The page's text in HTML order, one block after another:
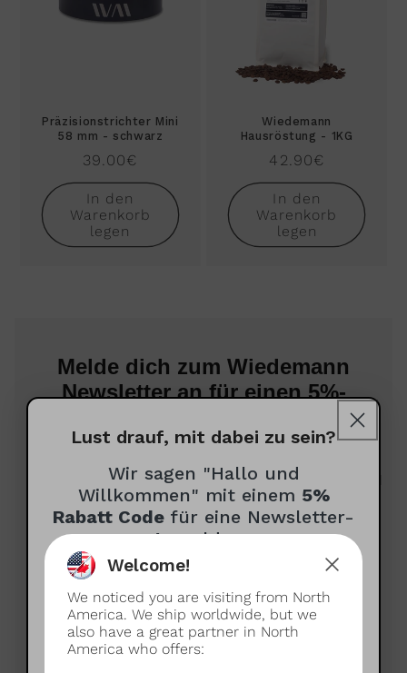
Welcome!
We noticed you are visiting from North
America. We ship worldwide, but we
also have a great partner in North
America who offers:
Präzisionstrichter Mini
58 mm - schwarz
Normaler
Preis
39.00€
In den
Warenkorb
legen
Wiedemann
Hausröstung - 1KG
Normaler
Preis
42.90€
In den
Warenkorb
legen
Melde dich zum Wiedemann
Newsletter an für einen 5%-
Für exklusive Angebote, sowie Neuigkeiten rund
um Espressokultur und das Wiedemann
Sortiment
Newsletter auf Deutsch erhalten
Receive newsletter in English
Lust drauf, mit dabei zu sein?
Wir sagen "Hallo und
Willkommen" mit einem 5%
Rabatt Code für eine Newsletter-
Anmeldung
Wie dürfen wir dich anreden?
(optional)